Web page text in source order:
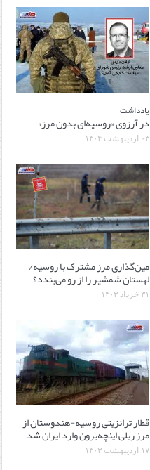
یادداشت
در آرزوی «روسیه‌ای بدون مرز»
۰۳ اردیبهشت ۱۴۰۴
مین‌گذاری مرز مشترک با روسیه/
لهستان شمشیر را از رو می‌بندد؟
۳۱ خرداد ۱۴۰۳
قطار ترانزیتی روسیه-هندوستان از
مرز ریلی اینچه‌برون وارد ایران شد
۱۷ اردیبهشت ۱۴۰۳